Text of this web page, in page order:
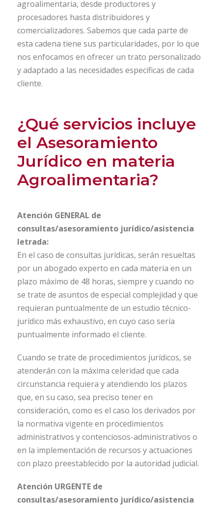
agroalimentaria, desde productores y
procesadores hasta distribuidores y
comercializadores. Sabemos que cada parte de
esta cadena tiene sus particularidades, por lo que
nos enfocamos en ofrecer un trato personalizado
y adaptado a las necesidades específicas de cada
cliente.
¿Qué servicios incluye
el Asesoramiento
Jurídico en materia
Agroalimentaria?
Atención GENERAL de
consultas/asesoramiento jurídico/asistencia
letrada:
En el caso de consultas jurídicas, serán resueltas
por un abogado experto en cada materia en un
plazo máximo de 48 horas, siempre y cuando no
se trate de asuntos de especial complejidad y que
requieran puntualmente de un estudio técnico-
jurídico más exhaustivo, en cuyo caso sería
puntualmente informado el cliente.
Cuando se trate de procedimientos jurídicos, se
atenderán con la máxima celeridad que cada
circunstancia requiera y atendiendo los plazos
que, en su caso, sea preciso tener en
consideración, como es el caso los derivados por
la normativa vigente en procedimientos
administrativos y contenciosos-administrativos o
en la implementación de recursos y actuaciones
con plazo preestablecido por la autoridad judicial.
Atención URGENTE de
consultas/asesoramiento jurídico/asistencia